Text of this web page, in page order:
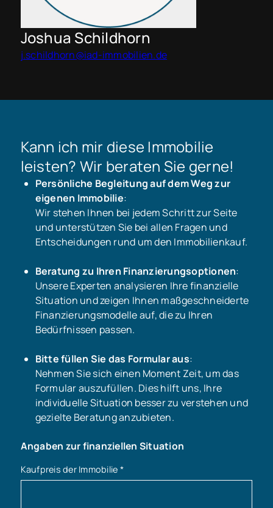
Joshua Schildhorn
j.schildhorn@iad-immobilien.de
Kann ich mir diese Immobilie
leisten? Wir beraten Sie gerne!
Persönliche Begleitung auf dem Weg zur
eigenen Immobilie:
Wir stehen Ihnen bei jedem Schritt zur Seite
und unterstützen Sie bei allen Fragen und
Entscheidungen rund um den Immobilienkauf.
Beratung zu Ihren Finanzierungsoptionen:
Unsere Experten analysieren Ihre finanzielle
Situation und zeigen Ihnen maßgeschneiderte
Finanzierungsmodelle auf, die zu Ihren
Bedürfnissen passen.
Bitte füllen Sie das Formular aus:
Nehmen Sie sich einen Moment Zeit, um das
Formular auszufüllen. Dies hilft uns, Ihre
individuelle Situation besser zu verstehen und
gezielte Beratung anzubieten.
Angaben zur finanziellen Situation
Kaufpreis der Immobilie *